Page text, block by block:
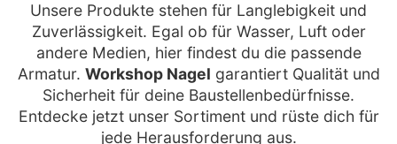
Unsere Produkte stehen für Langlebigkeit und
Zuverlässigkeit. Egal ob für Wasser, Luft oder
andere Medien, hier findest du die passende
Armatur. Workshop Nagel garantiert Qualität und
Sicherheit für deine Baustellenbedürfnisse.
Entdecke jetzt unser Sortiment und rüste dich für
jede Herausforderung aus.